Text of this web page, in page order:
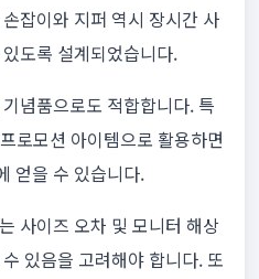
잡이와 지퍼 역시 장시간 사
도록 설계되었습니다.
념품으로도 적합합니다. 특
로모션 아이템으로 활용하면
얻을 수 있습니다.
사이즈 오차 및 모니터 해상
있음을 고려해야 합니다. 또